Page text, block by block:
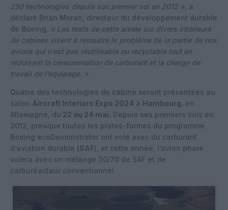
250 technologies depuis son premier vol en 2012 », a
déclaré Brian Moran, directeur du développement durable
de Boeing. « Les tests de cette année sur divers intérieurs
de cabines visent à résoudre le problème de la partie de nos
avions qui n’est pas réutilisable ou recyclable tout en
réduisant la consommation de carburant et la charge de
travail de l’équipage. »
Quatre des technologies de cabine seront présentées au
salon Aircraft Interiors Expo 2024 à Hambourg , en
Allemagne, du 22 au 24 mai. Depuis ses premiers vols en
2012, presque toutes les plates-formes du programme
Boeing ecoDemonstrator ont volé avec du carburant
d’aviation durable (SAF), et cette année, l’avion phare
volera avec un mélange 30/70 de SAF et de
carburéacteur conventionnel.